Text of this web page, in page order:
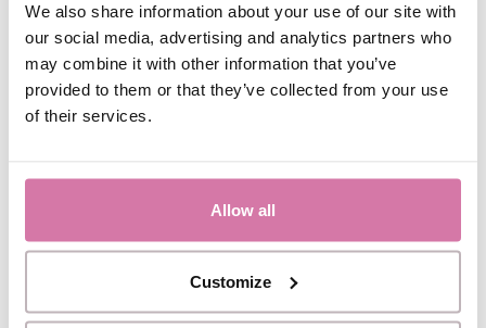
We also share information about your use of our site with
our social media, advertising and analytics partners who
may combine it with other information that you’ve
provided to them or that they’ve collected from your use
of their services.
Allow all
Customize
bedrijfsfeest thema.
Skihut: de kantine omtoveren tot een skihut is
misschien wel één van de leukste bedrijfsfeest
ideeën. Je kunt namelijk helemaal los gaan op
het gebied van decoratie. Timmer de vitrine van
Nepsneeuw!
THEMA PUBQUIZ